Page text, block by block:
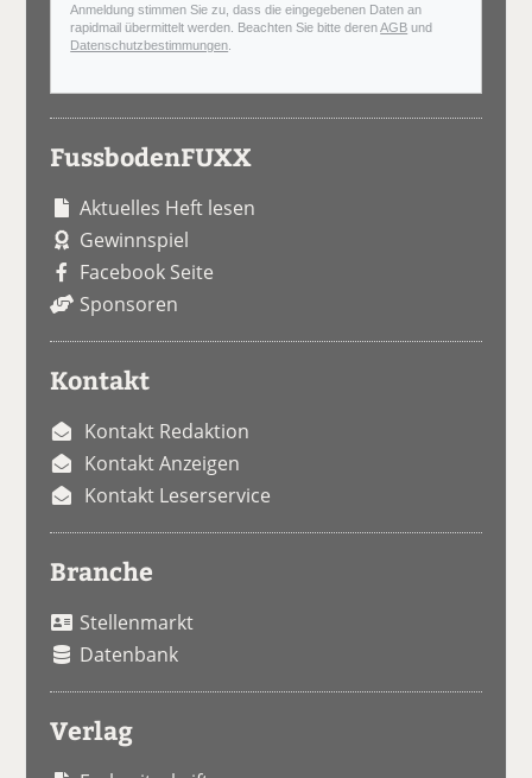
Anmeldung stimmen Sie zu, dass die eingegebenen Daten an
rapidmail übermittelt werden. Beachten Sie bitte derenAGB und
Datenschutzbestimmungen
FussbodenFUXX
Aktuelles Heft lesen
Gewinnspiel
Facebook Seite
Sponsoren
Kontakt
Kontakt Redaktion
Kontakt Anzeigen
Kontakt Leserservice
Branche
Stellenmarkt
Datenbank
Verlag